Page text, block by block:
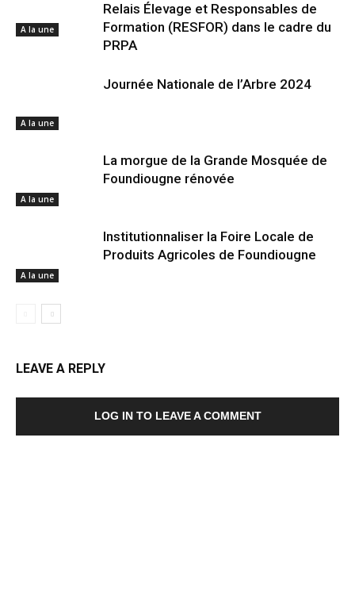
A la une
Relais Élevage et Responsables de
Formation (RESFOR) dans le cadre du
PRPA
A la une
Journée Nationale de l’Arbre 2024
A la une
La morgue de la Grande Mosquée de
Foundiougne rénovée
A la une
Institutionnaliser la Foire Locale de
Produits Agricoles de Foundiougne
LEAVE A REPLY
LOG IN TO LEAVE A COMMENT